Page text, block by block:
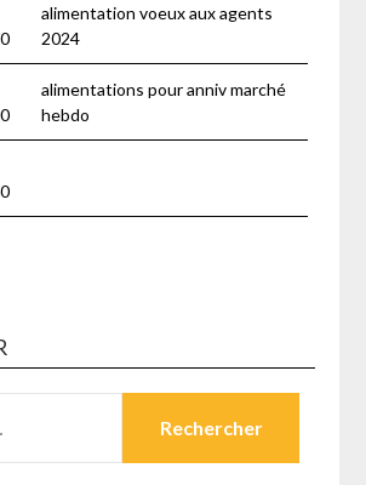
alimentation voeux aux agents
2024
alimentations pour anniv marché
hebdo